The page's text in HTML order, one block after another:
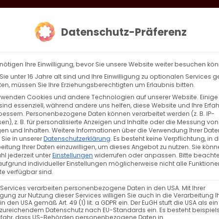
Zurück Vor
Datenschutz-Präferenz
Ihre Einwilligung, bevor Sie unsere Website weiter besuchen
unter 16 Jahre alt sind und Ihre Einwilligung zu optionalen Services
müssen Sie Ihre Erziehungsberechtigten um Erlaubnis bitten.
Cookies und andere Technologien auf unserer Website.
essenziell, während andere uns helfen, diese Website und Ihre
Personenbezogene Daten können verarbeitet werden (z. B. IP-
z. B. für personalisierte Anzeigen und Inhalte oder die Messung von
und Inhalten. Weitere Informationen über die Verwendung Ihrer
in unsererDatenschutzerklärung. Es besteht keine Verpflichtung, in
Ihrer Daten einzuwilligen, um dieses Angebot zu nutzen. Sie
jederzeit unterEinstellungen widerrufen oder anpassen. Bitte
individueller Einstellungen möglicherweise nicht alle
verfügbar sind.
verarbeiten personenbezogene Daten in den USA. Mit Ihrer
zur Nutzung dieser Services willigen Sie auch in die Verarbeitung
den USA gemäß Art. 49 (1) lit. a GDPR ein. Der EuGH stuft die USA als
Datenschutz nach EU-Standards ein. Es besteht
dass US-Behörden personenbezogene Daten in